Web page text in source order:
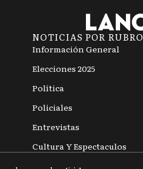
NOTICIAS POR RUBRO
Información General
Elecciones 2025
Política
Policiales
Entrevistas
Cultura Y Espectaculos